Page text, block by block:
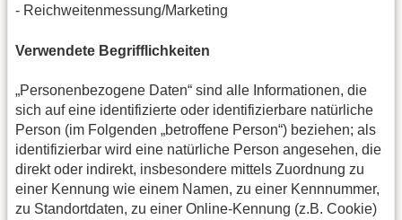
- Reichweitenmessung/Marketing
Verwendete Begrifflichkeiten
„Personenbezogene Daten“ sind alle Informationen, die
sich auf eine identifizierte oder identifizierbare natürliche
Person (im Folgenden „betroffene Person“) beziehen; als
identifizierbar wird eine natürliche Person angesehen, die
direkt oder indirekt, insbesondere mittels Zuordnung zu
einer Kennung wie einem Namen, zu einer Kennnummer,
zu Standortdaten, zu einer Online-Kennung (z.B. Cookie)